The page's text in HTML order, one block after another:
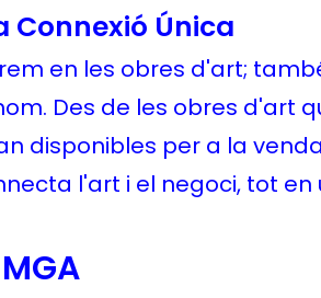
Connexió Única
en les obres d'art;
Des de les obres d'art
disponibles per a la
l'art i el negoci, tot